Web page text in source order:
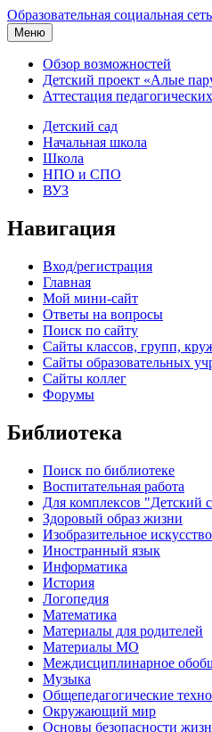
Образовательная социальная сеть
Меню
Обзор возможностей
Детский проект «Алые
Аттестация
Детский сад
Начальная школа
Школа
НПО и СПО
ВУЗ
Навигация
Вход/регистрация
Главная
Мой мини-сайт
Ответы на вопросы
Поиск по сайту
Сайты классов, групп,
Сайты образовательных
Сайты коллег
Форумы
Библиотека
Поиск по библиотеке
Воспитательная работа
Для комплексов "Детский
Здоровый образ жизни
Изобразительное искусство
Иностранный язык
Информатика
История
Логопедия
Математика
Материалы для родителей
Материалы МО
Междисциплинарное
Музыка
Общепедагогические
Окружающий мир
Основы безопасности